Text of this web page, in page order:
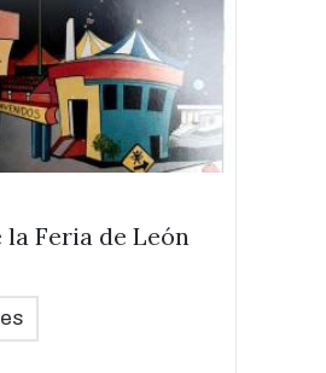
la Feria de León